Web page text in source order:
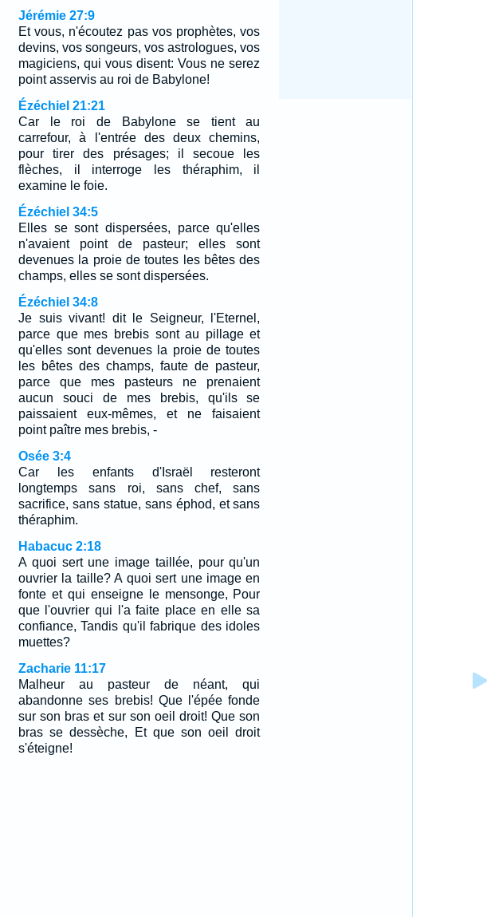
Jérémie 27:9
Et vous, n'écoutez pas vos prophètes, vos
devins, vos songeurs, vos astrologues, vos
magiciens, qui vous disent: Vous ne serez
point asservis au roi de Babylone!
Ézéchiel 21:21
Car le roi de Babylone se tient au
carrefour, à l'entrée des deux chemins,
pour tirer des présages; il secoue les
flèches, il interroge les théraphim, il
examine le foie.
Ézéchiel 34:5
Elles se sont dispersées, parce qu'elles
n'avaient point de pasteur; elles sont
devenues la proie de toutes les bêtes des
champs, elles se sont dispersées.
Ézéchiel 34:8
Je suis vivant! dit le Seigneur, l'Eternel,
parce que mes brebis sont au pillage et
qu'elles sont devenues la proie de toutes
les bêtes des champs, faute de pasteur,
parce que mes pasteurs ne prenaient
aucun souci de mes brebis, qu'ils se
paissaient eux-mêmes, et ne faisaient
point paître mes brebis, -
Osée 3:4
Car les enfants d'Israël resteront
longtemps sans roi, sans chef, sans
sacrifice, sans statue, sans éphod, et sans
théraphim.
Habacuc 2:18
A quoi sert une image taillée, pour qu'un
ouvrier la taille? A quoi sert une image en
fonte et qui enseigne le mensonge, Pour
que l'ouvrier qui l'a faite place en elle sa
confiance, Tandis qu'il fabrique des idoles
muettes?
Zacharie 11:17
Malheur au pasteur de néant, qui
abandonne ses brebis! Que l'épée fonde
sur son bras et sur son oeil droit! Que son
bras se dessèche, Et que son oeil droit
s'éteigne!